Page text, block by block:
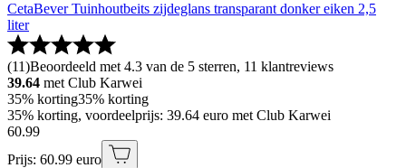
CetaBever Tuinhoutbeits zijdeglans transparant donker eiken 2,5
liter
(11)Beoordeeld met 4.3 van de 5 sterren, 11 klantreviews
39.64 met Club Karwei
35% korting35% korting
35% korting, voordeelprijs: 39.64 euro met Club Karwei
60.99
Prijs: 60.99 euro